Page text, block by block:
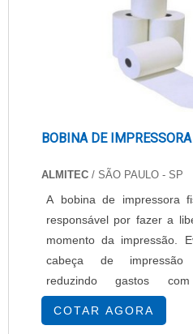
BOBINA DE
ALMITEC / SÃO PAULO - SP
A bobina de impressora
responsável por fazer a
momento da impressão.
cabeça de impressão
reduzindo gastos
impressão. Pode ser
tamanhos, adequando-
COTAR AGORA